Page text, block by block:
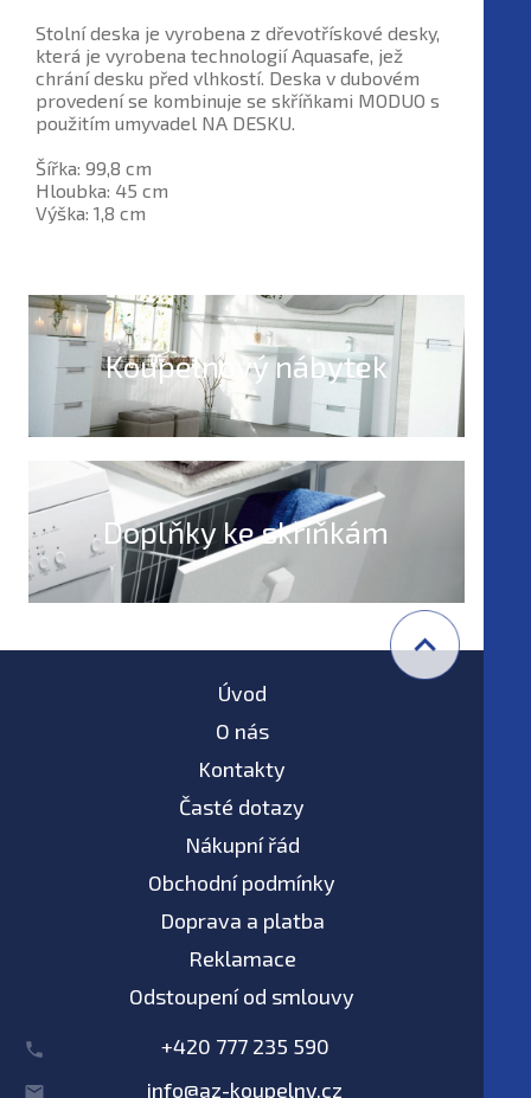
Stolní deska je vyrobena z dřevotřískové desky,
která je vyrobena technologií Aquasafe, jež
chrání desku před vlhkostí. Deska v dubovém
provedení se kombinuje se skříňkami MODUO s
použitím umyvadel NA DESKU.
Šířka: 99,8 cm
Hloubka: 45 cm
Výška: 1,8 cm
Koupelnový nábytek
Doplňky ke skříňkám
Úvod
O nás
Kontakty
Časté dotazy
Nákupní řád
Obchodní podmínky
Doprava a platba
Reklamace
Odstoupení od smlouvy
+420 777 235 590
info@az-koupelny.cz